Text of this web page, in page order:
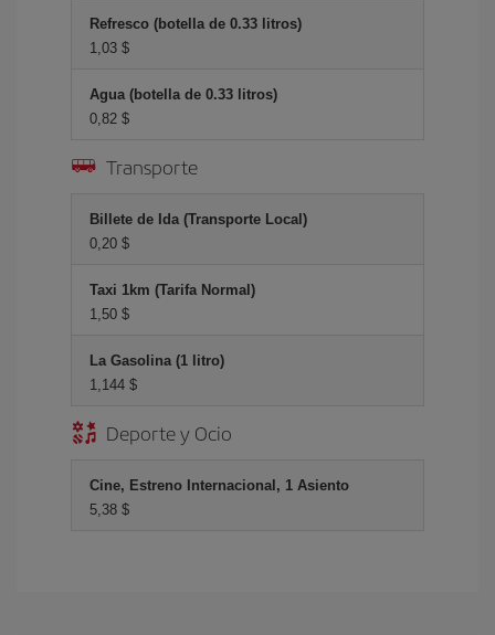
Refresco (botella de 0.33 litros)
1,03 $
Agua (botella de 0.33 litros)
0,82 $
Transporte
Billete de Ida (Transporte Local)
0,20 $
Taxi 1km (Tarifa Normal)
1,50 $
La Gasolina (1 litro)
1,144 $
Deporte y Ocio
Cine, Estreno Internacional, 1 Asiento
5,38 $